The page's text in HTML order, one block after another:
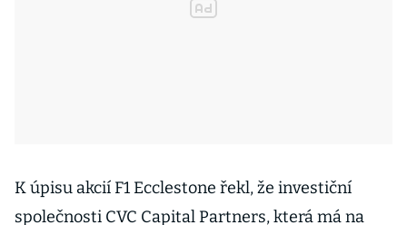
K úpisu akcií F1 Ecclestone řekl, že investiční
společnosti CVC Capital Partners, která má na